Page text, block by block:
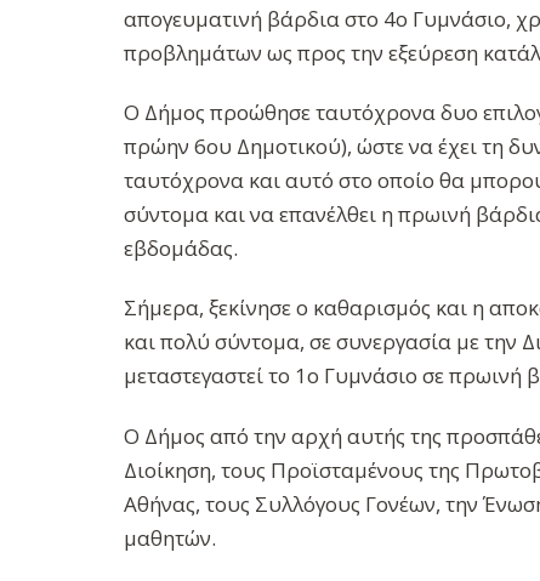
απογευματινή βάρδια στο 4ο Γυμνάσιο,
προβλημάτων ως προς την εξεύρεση
Ο Δήμος προώθησε ταυτόχρονα δυο
πρώην 6ου Δημοτικού), ώστε να έχει τη
ταυτόχρονα και αυτό στο οποίο θα
σύντομα και να επανέλθει η πρωινή
εβδομάδας.
Σήμερα, ξεκίνησε ο καθαρισμός και η
και πολύ σύντομα, σε συνεργασία με την
μεταστεγαστεί το 1ο Γυμνάσιο σε πρωινή
Ο Δήμος από την αρχή αυτής της
Διοίκηση, τους Προϊσταμένους της
Αθήνας, τους Συλλόγους Γονέων, την
μαθητών.